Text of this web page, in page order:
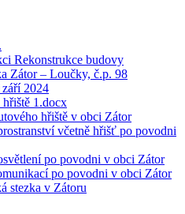
Rekonstrukce budovy
Zátor – Loučky, č.p. 98
2024
1.docx
hřiště v obci Zátor
včetně hřišť po povodni
po povodni v obci Zátor
po povodni v obci Zátor
stezka v Zátoru